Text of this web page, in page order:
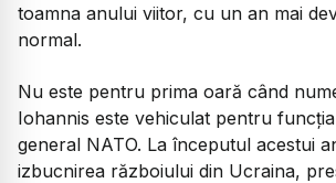
toamna anului viitor, cu un an mai
normal.
Nu este pentru prima oară când
Iohannis este vehiculat pentru
general NATO. La începutul acestui
izbucnirea războiului din Ucraina,